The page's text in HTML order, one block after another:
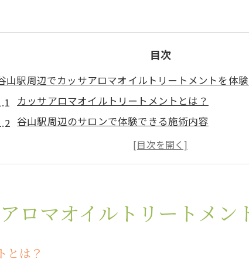
目次
山駅周辺でカッサアロマオイルトリートメントを体験
カッサアロマオイルトリートメントとは？
谷山駅周辺のサロンで体験できる施術内容
カッサとアロマの組み合わせの魅力
初めての方におすすめのコース
予約前に知っておきたいポイント
ストレス解消に最適！カッサとアロマオイルの相乗効
ロマオイルトリートメン
とは？